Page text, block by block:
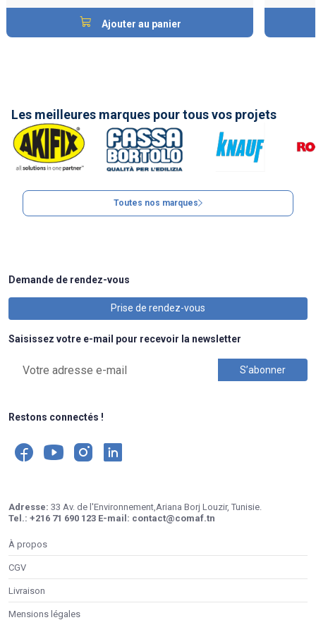
Ajouter au panier
Les meilleures marques pour tous vos projets
Toutes nos marques
Demande de rendez-vous
Prise de rendez-vous
Saisissez votre e-mail pour recevoir la newsletter
Restons connectés !
Adresse: 33 Av. de l'Environnement,Ariana Borj Louzir, Tunisie.
Tel.: +216 71 690 123 E-mail: contact@comaf.tn
À propos
CGV
Livraison
Mensions légales